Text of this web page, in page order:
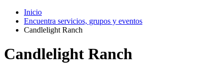
Inicio
Encuentra servicios, grupos y eventos
Candlelight Ranch
Candlelight Ranch